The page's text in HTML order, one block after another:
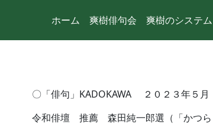
ホーム 爽樹俳句会 爽樹のシステム
〇「俳句」KADOKAWA ２０２３年５月
令和俳壇 推薦 森田純一郎選（「かつら